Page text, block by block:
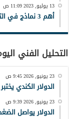
13 يوليو, 2023 11:09 ص
أهم 3 نماذج في التحليل الفني
التحليل الفني
23 يونيو, 2026 9:45 ص
الدولار الكندي يختبر
23 يونيو, 2026 9:39 ص
الدولار يواصل الضغط